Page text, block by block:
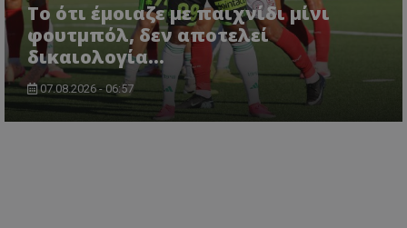
Το ότι έμοιαζε με παιχνίδι μίνι
φουτμπόλ, δεν αποτελεί
δικαιολογία…
07.08.2026 - 06:57